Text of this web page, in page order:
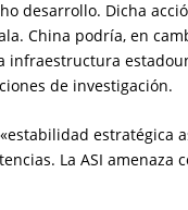
desarrollo. Dicha
China podría, en
de investigación.
estratégica
La ASI amenaza